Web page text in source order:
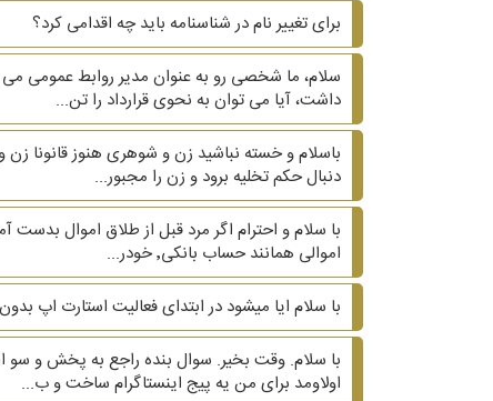
برای تغییر نام در شناسنامه باید چه اقدامی کرد؟
سلام، ما شخصی رو به عنوان مدیر روابط عمومی
داشت، آیا می توان به نحوی قرارداد را تن...
دنبال حکم تخلیه برود و زن را مجبور...
اموالی همانند حساب بانکی٬ خودر...
با سلام ایا میشود در ابتدای فعالیت استارت اپ
اولاومد برای من یه پیج اینستاگرام ساخت و ب...